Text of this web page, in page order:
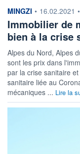
information fournie par
MINGZI • 16.02.2021 •
Immobilier de
bien à la crise
Alpes du Nord, Alpes
sont les prix dans
par la crise sanitaire
sanitaire liée au
mécaniques ... Lire la